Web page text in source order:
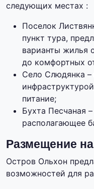
следующих местах :
Поселок
пункт тура,
варианты жилья
до комфортных
Село Слюдянка –
питание;
Бухта Песчаная
располагающее
Размещение
Остров Ольхон
возможностей для